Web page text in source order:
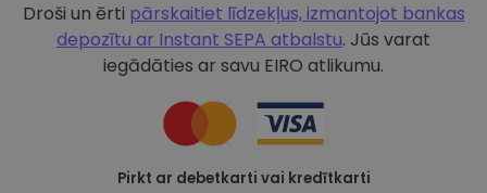
Droši un ērti pārskaitiet līdzekļus, izmantojot bankas
depozītu ar Instant SEPA atbalstu. Jūs varat
iegādāties ar savu EIRO atlikumu.
Pirkt ar debetkarti vai kredītkarti